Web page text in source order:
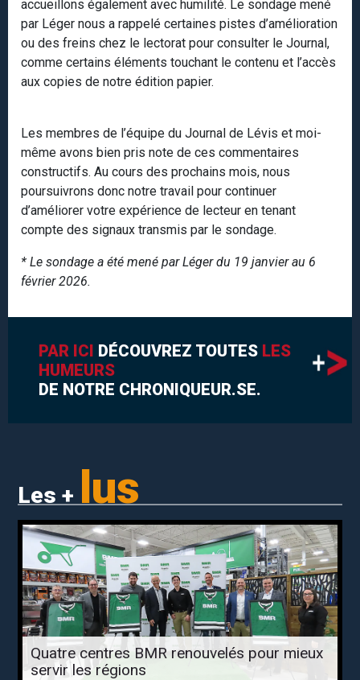
accueillons également avec humilité. Le sondage mené
par Léger nous a rappelé certaines pistes d’amélioration
ou des freins chez le lectorat pour consulter le Journal,
comme certains éléments touchant le contenu et l’accès
aux copies de notre édition papier.
Les membres de l’équipe du Journal de Lévis et moi-
même avons bien pris note de ces commentaires
constructifs. Au cours des prochains mois, nous
poursuivrons donc notre travail pour continuer
d’améliorer votre expérience de lecteur en tenant
compte des signaux transmis par le sondage.
* Le sondage a été mené par Léger du 19 janvier au 6
février 2026.
PAR ICI DÉCOUVREZ TOUTES LES
HUMEURS
DE NOTRE CHRONIQUEUR.SE.
Les + lus
Quatre centres BMR renouvelés pour mieux
servir les régions